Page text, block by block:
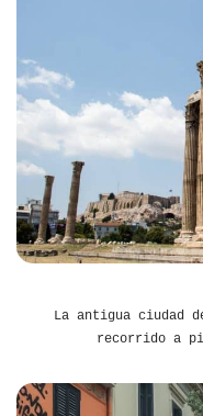
La antigua ciudad
recorrido a